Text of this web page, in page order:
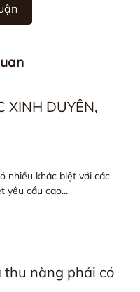
XINH DUYÊN,
nhiều khác biệt với các
yêu cầu cao...
thu nàng phải có